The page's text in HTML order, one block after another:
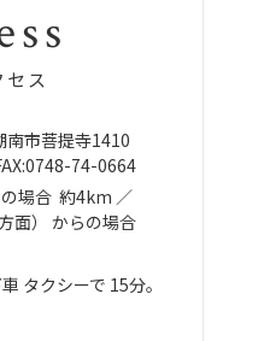
セス
南市菩提寺1410
74-0664
場合 約4km ／
面）
からの場合
タクシーで 15分。